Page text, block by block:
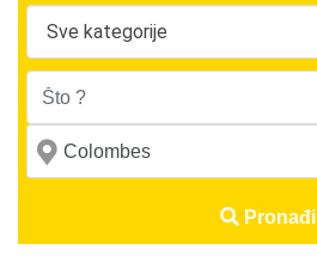
Sve kategorije
Pronađi